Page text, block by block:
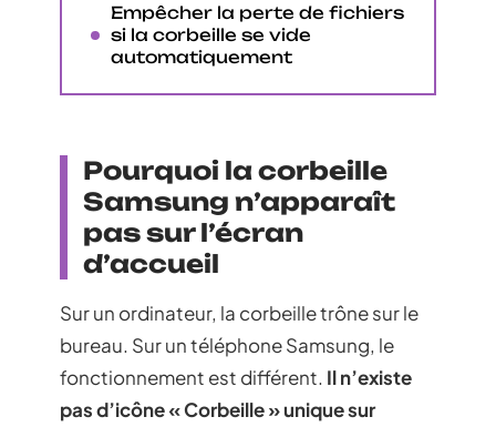
Empêcher la perte de fichiers
si la corbeille se vide
automatiquement
Pourquoi la corbeille
Samsung n’apparaît
pas sur l’écran
d’accueil
Sur un ordinateur, la corbeille trône sur le
bureau. Sur un téléphone Samsung, le
fonctionnement est différent. Il n’existe
pas d’icône « Corbeille » unique sur